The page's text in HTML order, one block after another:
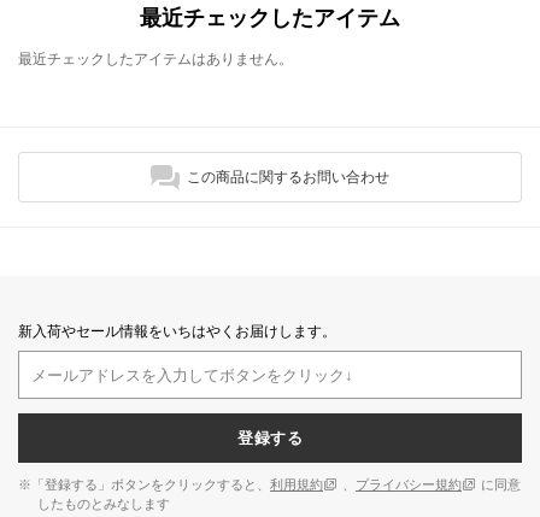
最近チェックしたアイテム
最近チェックしたアイテムはありません。
この商品に関するお問い合わせ
新入荷やセール情報をいちはやくお届けします。
登録する
※「登録する」ボタンをクリックすると、 利用規約 プライバシー規約
に同意
したものとみなします